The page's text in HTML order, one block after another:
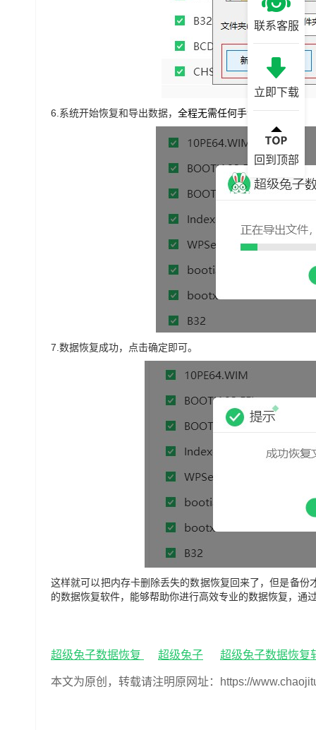
6. 系统开始恢复和导出数据， 全程无需任何手动操作。
7. 数据恢复成功，点击确定即可。
这样就可以把内存卡删除丢失的数据恢复回来了，但是备份
的数据恢复软件，能够帮助你进行高效专业的数据恢复，通
超级兔子数据恢复 超级兔子 超级兔子数据恢复
本文为原创，转载请注明原网址：https://
联系客服
立即下载
回到顶部